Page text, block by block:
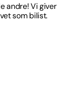
andre! Vi giver
som bilist.